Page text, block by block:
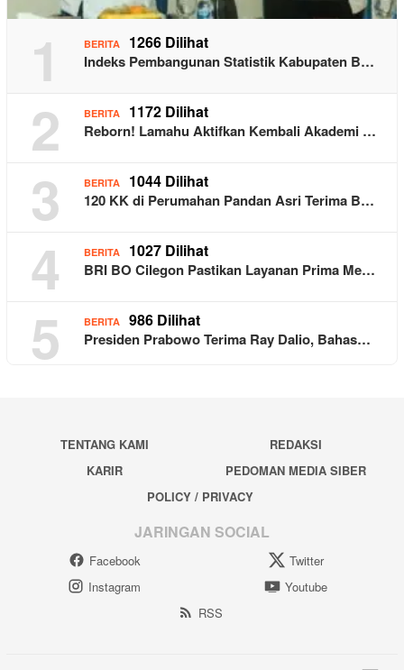
1 BERITA 1266 Dilihat
Indeks Pembangunan Statistik Kabupaten B…
2 BERITA 1172 Dilihat
Reborn! Lamahu Aktifkan Kembali Akademi …
3 BERITA 1044 Dilihat
120 KK di Perumahan Pandan Asri Terima B…
4 BERITA 1027 Dilihat
BRI BO Cilegon Pastikan Layanan Prima Me…
5 BERITA 986 Dilihat
Presiden Prabowo Terima Ray Dalio, Bahas…
TENTANG KAMI
REDAKSI
KARIR
PEDOMAN MEDIA SIBER
POLICY / PRIVACY
JARINGAN SOCIAL
Facebook
Twitter
Instagram
Youtube
RSS